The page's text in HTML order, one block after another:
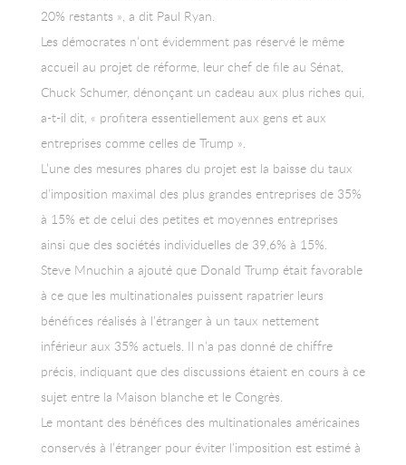
20% restants », a dit Paul Ryan.
Les démocrates n’ont évidemment pas réservé le même
accueil au projet de réforme, leur chef de file au Sénat,
Chuck Schumer, dénonçant un cadeau aux plus riches qui,
a-t-il dit, « profitera essentiellement aux gens et aux
entreprises comme celles de Trump ».
L’une des mesures phares du projet est la baisse du taux
d’imposition maximal des plus grandes entreprises de 35%
à 15% et de celui des petites et moyennes entreprises
ainsi que des sociétés individuelles de 39,6% à 15%.
Steve Mnuchin a ajouté que Donald Trump était favorable
à ce que les multinationales puissent rapatrier leurs
bénéfices réalisés à l’étranger à un taux nettement
inférieur aux 35% actuels. Il n’a pas donné de chiffre
précis, indiquant que des discussions étaient en cours à ce
sujet entre la Maison blanche et le Congrès.
Le montant des bénéfices des multinationales américaines
conservés à l’étranger pour éviter l’imposition est estimé à